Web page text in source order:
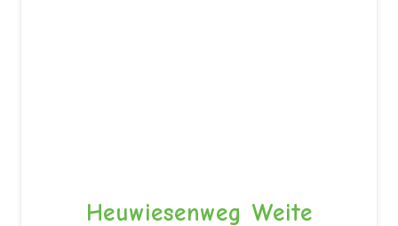
Heuwiesenweg Weite